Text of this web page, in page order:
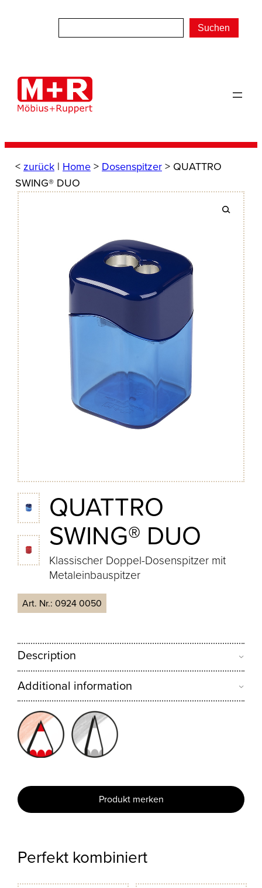
Suchen
< zurück | Home> Dosenspitzer> QUATTRO
SWING® DUO
QUATTRO
SWING® DUO
Klassischer Doppel-Dosenspitzer mit
Metaleinbauspitzer
Art. Nr.:0924 0050
Description
Additional information
Produkt merken
Perfekt kombiniert